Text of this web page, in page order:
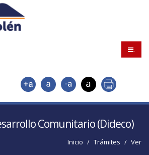
.
Comunitario (Dideco)
Inicio Trámites Ver